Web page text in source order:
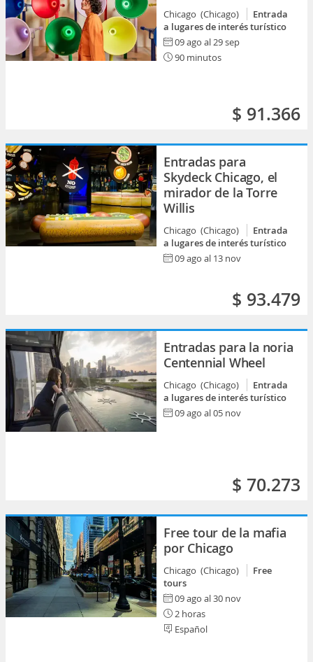
Chicago (Chicago)
Entrada
a lugares de interés turístico
09 ago al 29 sep
90 minutos
$ 91.366
Entradas para
Skydeck Chicago, el
mirador de la Torre
Willis
Chicago (Chicago)
Entrada
a lugares de interés turístico
09 ago al 13 nov
$ 93.479
Entradas para la noria
Centennial Wheel
Chicago (Chicago)
Entrada
a lugares de interés turístico
09 ago al 05 nov
$ 70.273
Free tour de la mafia
por Chicago
Chicago (Chicago)
Free
tours
09 ago al 30 nov
2 horas
Español